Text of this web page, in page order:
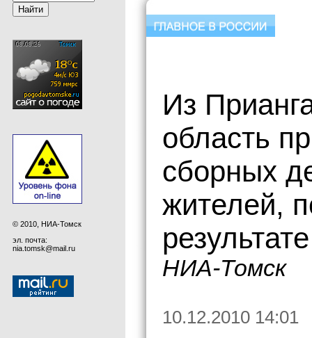
© 2010, НИА-Томск
эл. почта:
nia.tomsk@mail.ru
Из
область
сборных
жителей,
НИА-Томск
10.12.2010 14:01